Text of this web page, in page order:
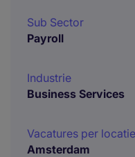
Sub Sector
Payroll
Industrie
Business Services
Vacatures per locatie
Amsterdam